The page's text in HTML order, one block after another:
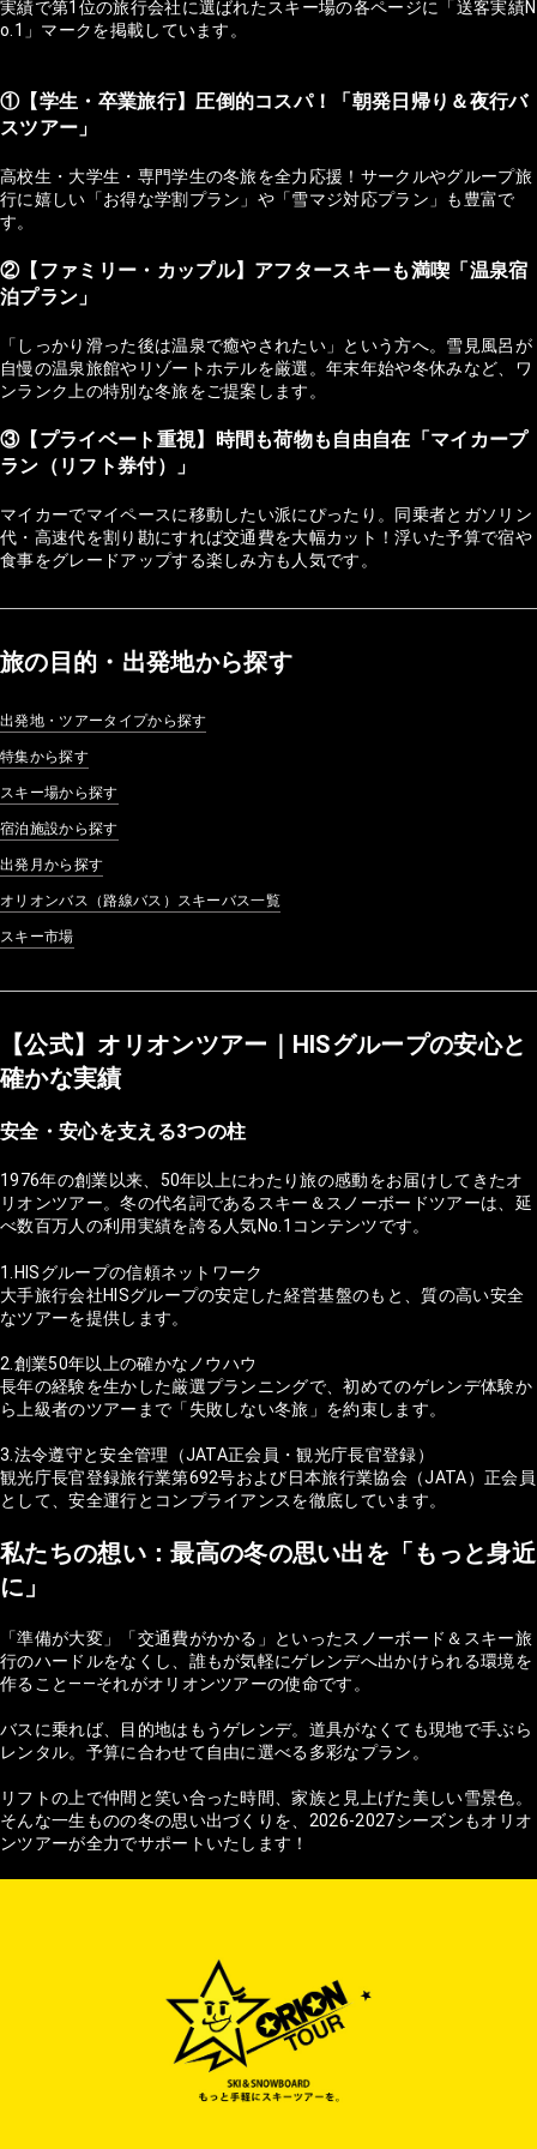
実績で第1位の旅行会社に選ばれたスキー場の各ページに「送客実績N
o.1」マークを掲載しています。
①【学生・卒業旅行】圧倒的コスパ！「朝発日帰り＆夜行バ
スツアー」
高校生・大学生・専門学生の冬旅を全力応援！サークルやグループ旅
行に嬉しい「お得な学割プラン」や「雪マジ対応プラン」も豊富で
す。
②【ファミリー・カップル】アフタースキーも満喫「温泉宿
泊プラン」
「しっかり滑った後は温泉で癒やされたい」という方へ。雪見風呂が
自慢の温泉旅館やリゾートホテルを厳選。年末年始や冬休みなど、ワ
ンランク上の特別な冬旅をご提案します。
③【プライベート重視】時間も荷物も自由自在「マイカープ
ラン（リフト券付）」
マイカーでマイペースに移動したい派にぴったり。同乗者とガソリン
代・高速代を割り勘にすれば交通費を大幅カット！浮いた予算で宿や
食事をグレードアップする楽しみ方も人気です。
旅の目的・出発地から探す
出発地・ツアータイプから探す
特集から探す
スキー場から探す
宿泊施設から探す
出発月から探す
オリオンバス（路線バス）スキーバス一覧
スキー市場
【公式】オリオンツアー｜HISグループの安心と
確かな実績
安全・安心を支える3つの柱
1976年の創業以来、50年以上にわたり旅の感動をお届けしてきたオ
リオンツアー。冬の代名詞であるスキー＆スノーボードツアーは、延
べ数百万人の利用実績を誇る人気No.1コンテンツです。
1.HISグループの信頼ネットワーク
大手旅行会社HISグループの安定した経営基盤のもと、質の高い安全
なツアーを提供します。
2.創業50年以上の確かなノウハウ
長年の経験を生かした厳選プランニングで、初めてのゲレンデ体験か
ら上級者のツアーまで「失敗しない冬旅」を約束します。
3.法令遵守と安全管理（JATA正会員・観光庁長官登録）
観光庁長官登録旅行業第692号および日本旅行業協会（JATA）正会員
として、安全運行とコンプライアンスを徹底しています。
私たちの想い：最高の冬の思い出を「もっと身近
に」
「準備が大変」「交通費がかかる」といったスノーボード＆スキー旅
行のハードルをなくし、誰もが気軽にゲレンデへ出かけられる環境を
作ること——それがオリオンツアーの使命です。
バスに乗れば、目的地はもうゲレンデ。道具がなくても現地で手ぶら
レンタル。予算に合わせて自由に選べる多彩なプラン。
リフトの上で仲間と笑い合った時間、家族と見上げた美しい雪景色。
そんな一生ものの冬の思い出づくりを、2026-2027シーズンもオリオ
ンツアーが全力でサポートいたします！